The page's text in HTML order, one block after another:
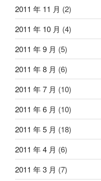
2011 年 11 月 (2)
2011 年 10 月 (4)
2011 年 9 月 (5)
2011 年 8 月 (6)
2011 年 7 月 (10)
2011 年 6 月 (10)
2011 年 5 月 (18)
2011 年 4 月 (6)
2011 年 3 月 (7)